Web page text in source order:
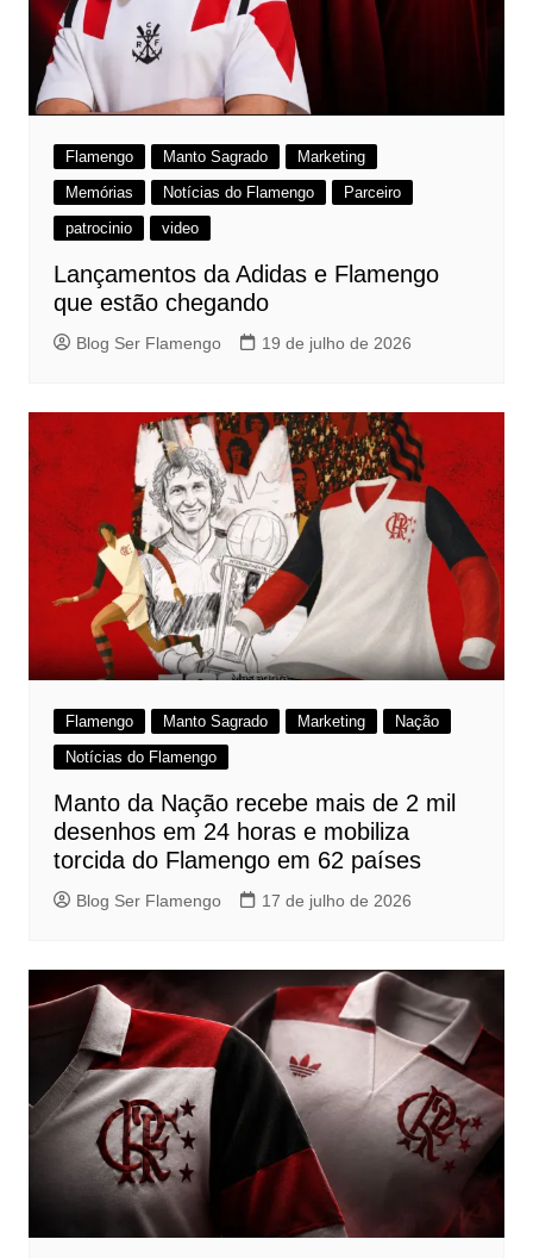
Flamengo Manto Sagrado
Marketing
Memórias
Notícias do Flamengo
Parceiro
patrocinio
video
Lançamentos da Adidas e Flamengo
que estão chegando
Blog Ser Flamengo 19 de julho de 2026
Flamengo Manto Sagrado Marketing
Nação
Notícias do Flamengo
Manto da Nação recebe mais de 2 mil
desenhos em 24 horas e mobiliza
torcida do Flamengo em 62 países
Blog Ser Flamengo 17 de julho de 2026